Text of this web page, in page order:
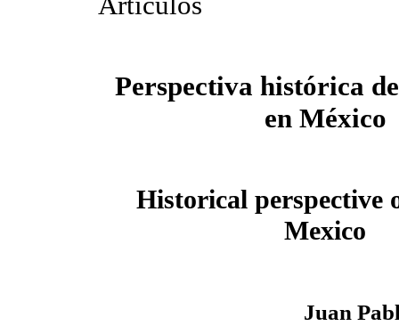
Perspectiva histórica
en México
Historical perspective
Mexico
Juan